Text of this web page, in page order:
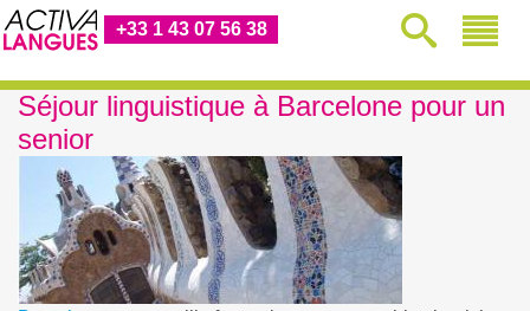
+33 1 43 07 56 38
Séjour linguistique à Barcelone pour un
senior